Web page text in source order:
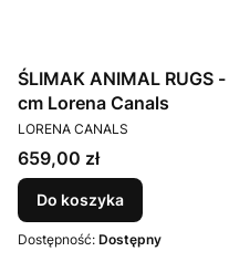
ŚLIMAK ANIMAL RUGS
cm Lorena Canals
PRODUCENT
LORENA CANALS
Cena
659,00 zł
Do koszyka
Dostępność: Dostępny